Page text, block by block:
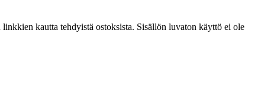
kautta tehdyistä ostoksista. Sisällön luvaton käyttö ei ole